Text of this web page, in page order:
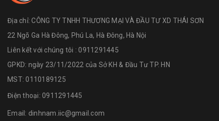
Địa chỉ:CÔNG TY TNHH THƯƠNG MẠI VÀ ĐẦU TƯ XD THÁI SƠN
22 Ngõ Ga Hà Đông, Phú La, Hà Đông, Hà Nội
Liên kết với chúng tôi : 0911291445
GPKD: ngày 23/11/2022 của Sở KH & Đầu Tư TP. HN
MST: 0110189125
Điện thoại: 0911291445
Email: dinhnam.iic@gmail.com